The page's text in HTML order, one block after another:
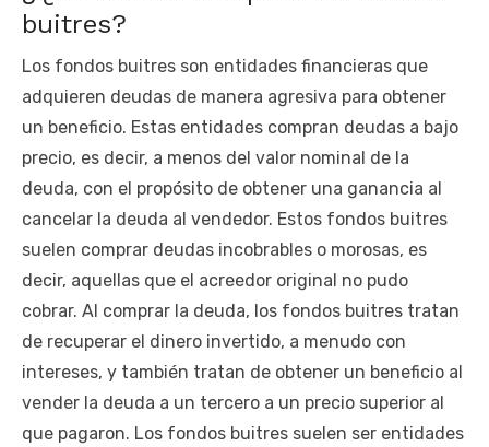
buitres?
Los fondos buitres son entidades financieras que
adquieren deudas de manera agresiva para obtener
un beneficio. Estas entidades compran deudas a bajo
precio, es decir, a menos del valor nominal de la
deuda, con el propósito de obtener una ganancia al
cancelar la deuda al vendedor. Estos fondos buitres
suelen comprar deudas incobrables o morosas, es
decir, aquellas que el acreedor original no pudo
cobrar. Al comprar la deuda, los fondos buitres tratan
de recuperar el dinero invertido, a menudo con
intereses, y también tratan de obtener un beneficio al
vender la deuda a un tercero a un precio superior al
que pagaron. Los fondos buitres suelen ser entidades